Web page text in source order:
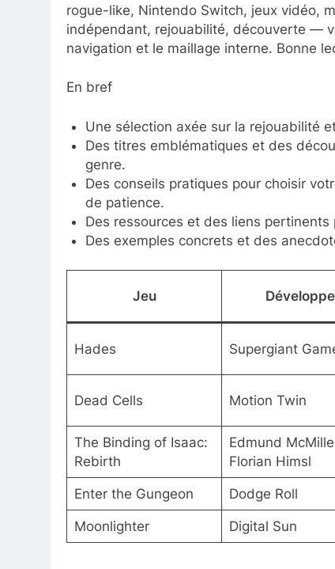
rogue-like, Nintendo Switch, jeux vidéo,
indépendant, rejouabilité, découverte —
navigation et le maillage interne. Bonne
En bref
Une sélection axée sur la rejouabilité
Des titres emblématiques et des
genre.
Des conseils pratiques pour choisir
de patience.
Des ressources et des liens
Des exemples concrets et des
Jeu
Hades Supergiant
Dead Cells Motion Twin
The Binding of Isaac:
Rebirth
Edmund
Florian Himsl
Enter the Gungeon Dodge Roll
Moonlighter Digital Sun